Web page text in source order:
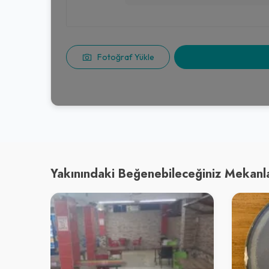
Fotoğraf Yükle
Yakınındaki Beğenebileceğiniz